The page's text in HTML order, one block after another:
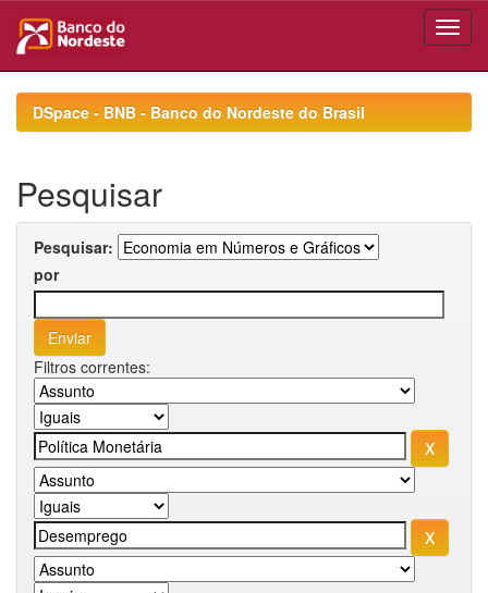
navigationDSpace - BNB - Banco do Nordeste do Brasil
Pesquisar
Pesquisar:
por
Filtros correntes: